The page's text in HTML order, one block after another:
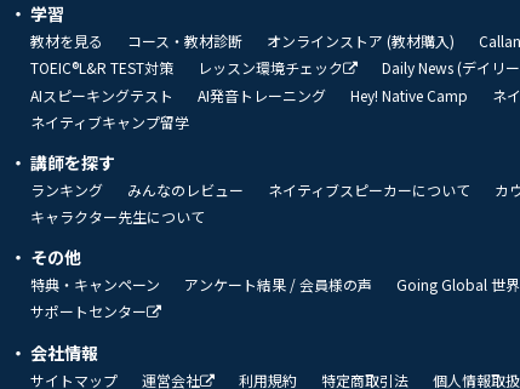
学習
教材を見る コース・教材診断 オンラインストア (教材購入)
TOEIC®L&R TEST対策
レッスン環境チェック
Daily News (デイリ
AIスピーキングテスト
AI発音トレーニング Hey! Native Camp
ネ
ネイティブキャンプ留学
講師を探す
ランキング みんなのレビュー ネイティブスピーカーについて
カ
キャラクター先生について
その他
特典・キャンペーン アンケート結果 / 会員様の声
Going Global 世
サポートセンター
会社情報
サイトマップ 運営会社 利用規約 特定商取引法 個人情報取